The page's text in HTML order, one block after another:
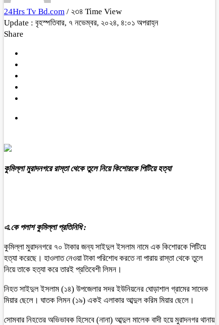
24Hrs Tv Bd.com / ২৩৪ Time View
Update : বৃহস্পতিবার, ৭ নভেম্বর, ২০২৪, ৪:০১ অপরাহ্ন
Share
কুমিল্লা মুরাদনগরে রাস্তা থেকে তুলে নিয়ে কিশোরকে পিটিয়ে হত্যা
এ.কে পলাশ কুমিল্লা প্রতিনিধি :
কুমিল্লা মুরাদনগরে ৭০ টাকার জন্য সাইদুল ইসলাম নামে এক কিশোরকে পিটিয়ে
হত্যা করেছে। হাওলাত নেওয়া টাকা পরিশোধ করতে না পারায় রাস্তা থেকে তুলে
নিয়ে তাকে হত্যা করে তারই প্রতিবেশী লিমন।
নিহত সাইদুল ইসলাম (১৪) উপজেলার সদর ইউনিয়নের ঘোড়াশাল গ্রামের সাদেক
মিয়ার ছেলে। ঘাতক লিমন (১৯) একই এলাকার আব্দুল করিম মিয়ার ছেলে।
সোমবার নিহতের অভিভাবক হিসেবে (নানা) আব্দুল মালেক বাদী হয়ে মুরাদনগর থানায়